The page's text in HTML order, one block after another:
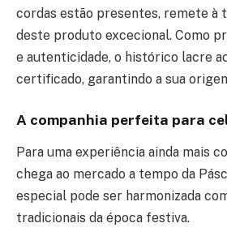
cordas estão presentes, remete à
deste produto excecional. Como
e autenticidade, o histórico lacre
certificado, garantindo a sua
A companhia perfeita para
Para uma experiência ainda mais
chega ao mercado a tempo da
especial pode ser harmonizada
tradicionais da época festiva.